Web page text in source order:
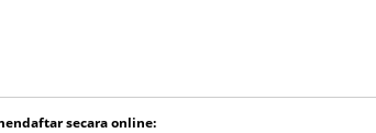
secara online: